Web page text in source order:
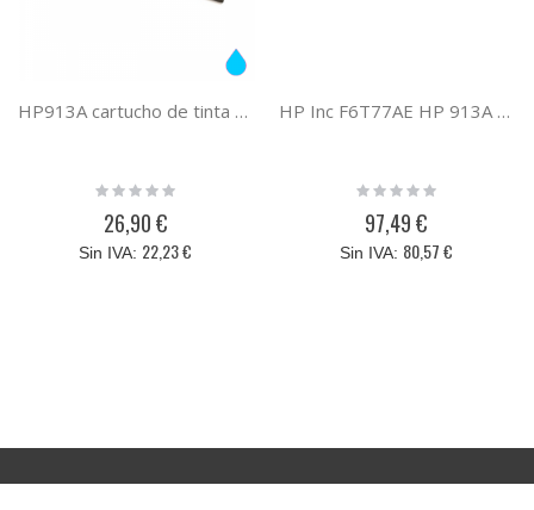
HP913A cartucho de tinta cyan compatible con HP F6T77AE
Rating:
26,90 €
22,23 €
HP Inc F6T77AE HP 913A CIAN ORIGINAL PAGEWIDE
Rating:
97,49 €
80,57 €